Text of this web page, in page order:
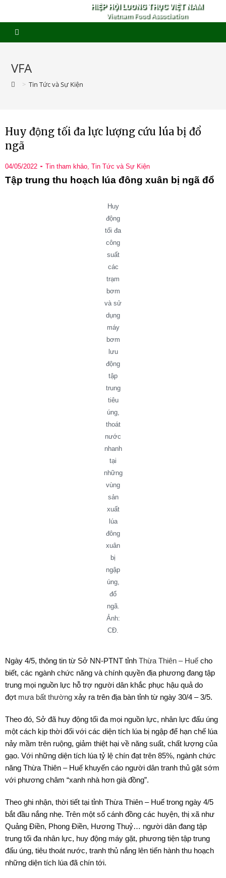
HIỆP HỘI LƯƠNG THỰC VIỆT NAM
Vietnam Food Association
VFA
> Tin Tức và Sự Kiện
Huy động tối đa lực lượng cứu lúa bị đổ
ngã
04/05/2022 Tin tham khảo, Tin Tức và Sự Kiện
Tập trung thu hoạch lúa đông xuân bị ngã đổ
Huy
động
tối đa
công
suất
các
trạm
bơm
và sử
dụng
máy
bơm
lưu
động
tập
trung
tiêu
úng,
thoát
nước
nhanh
tại
những
vùng
sản
xuất
lúa
đông
xuân
bị
ngập
úng,
đổ
ngã.
Ảnh:
CĐ.
Ngày 4/5, thông tin từ Sở NN-PTNT tỉnh Thừa Thiên – Huế cho
biết, các ngành chức năng và chính quyền địa phương đang tập
trung mọi nguồn lực hỗ trợ người dân khắc phục hậu quả do
đợt mưa bất thường xảy ra trên địa bàn tỉnh từ ngày 30/4 – 3/5.
Theo đó, Sở đã huy động tối đa mọi nguồn lực, nhân lực đấu úng
một cách kịp thời đối với các diện tích lúa bị ngập để hạn chế lúa
nảy mầm trên ruộng, giảm thiệt hại về năng suất, chất lượng của
gạo. Với những diện tích lúa tỷ lệ chín đạt trên 85%, ngành chức
năng Thừa Thiên – Huế khuyến cáo người dân tranh thủ gặt sớm
với phương châm “xanh nhà hơn già đồng”.
Theo ghi nhận, thời tiết tại tỉnh Thừa Thiên – Huế trong ngày 4/5
bắt đầu nắng nhẹ. Trên một số cánh đồng các huyện, thị xã như
Quảng Điền, Phong Điền, Hương Thuỷ… người dân đang tập
trung tối đa nhân lực, huy động máy gặt, phương tiện tập trung
đấu úng, tiêu thoát nước, tranh thủ nắng lên tiến hành thu hoạch
những diện tích lúa đã chín tới.